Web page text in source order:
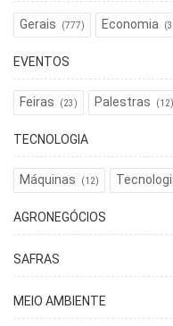
Gerais (777) Economia
EVENTOS
Feiras (23) Palestras (12)
TECNOLOGIA
Máquinas (12)
AGRONEGÓCIOS
SAFRAS
MEIO AMBIENTE